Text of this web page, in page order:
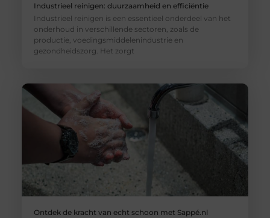
Industrieel reinigen: duurzaamheid en efficiëntie
Industrieel reinigen is een essentieel onderdeel van het
onderhoud in verschillende sectoren, zoals de
productie, voedingsmiddelenindustrie en
gezondheidszorg. Het zorgt
Ontdek de kracht van echt schoon met Sappé.nl